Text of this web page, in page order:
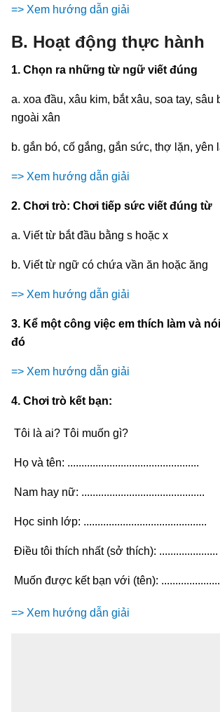
=> Xem hướng dẫn giải
B. Hoạt động thực hành
1. Chọn ra những từ ngữ viết đúng
a. xoa đầu, xâu kim, bắt xâu, soa tay, sâu
ngoài xân
b. gắn bó, cố gắng, gắn sức, thợ lặn, yên
=> Xem hướng dẫn giải
2. Chơi trò: Chơi tiếp sức viết đúng từ
a. Viết từ bắt đầu bằng s hoặc x
b. Viết từ ngữ có chứa vần ăn hoặc ăng
=> Xem hướng dẫn giải
3. Kể một công việc em thích làm và
đó
=> Xem hướng dẫn giải
4. Chơi trò kết bạn:
Tôi là ai? Tôi muốn gì?
Họ và tên: ...............................................
Nam hay nữ: ............................................
Học sinh lớp: ............................................
Điều tôi thích nhất (sở thích): .....................
Muốn được kết bạn với (tên):
=> Xem hướng dẫn giải